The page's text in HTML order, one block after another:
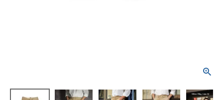
meeting_room person 会員登録